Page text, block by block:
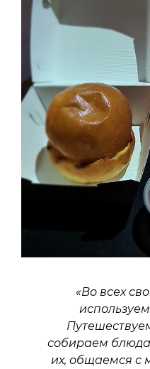
«Во всех
собираем
их, общаемся с